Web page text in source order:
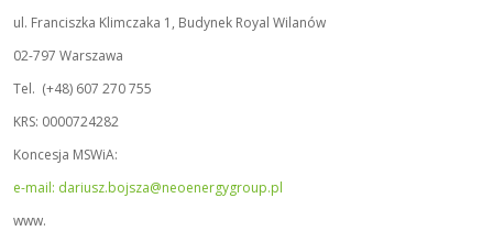
ul. Franciszka Klimczaka 1, Budynek Royal Wilanów
02-797 Warszawa
Tel. (+48) 607 270 755
KRS: 0000724282
Koncesja MSWiA:
e-mail: dariusz.bojsza@neoenergygroup.pl
www.